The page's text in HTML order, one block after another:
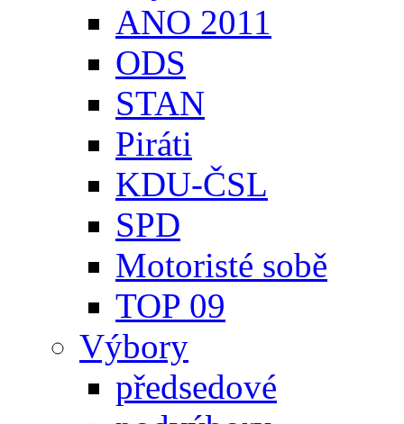
ANO 2011
ODS
STAN
Piráti
KDU-ČSL
SPD
Motoristé sobě
TOP 09
Výbory
předsedové